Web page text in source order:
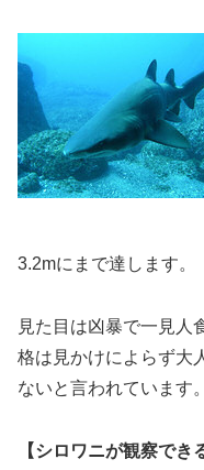
3.2mにまで達します。
見た目は凶暴で一見人
格は見かけによらず大
ないと言われています。
【シロワニが観察でき